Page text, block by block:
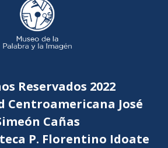
Reservados 2022
Centroamericana José
Cañas
P. Florentino Idoate